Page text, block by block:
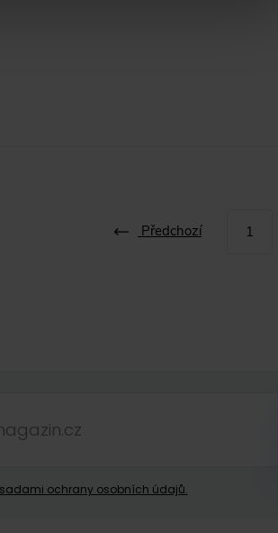
Předchozí 1
ochrany osobních údajů.